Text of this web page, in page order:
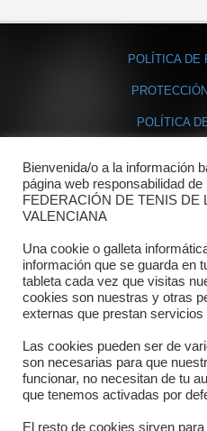
POLÍTICA DE
POLÍTICA
Dónde
Directorio
Formulario
Bienvenida/o a la información
página web responsabilidad de
FEDERACIÓN DE TENIS DE
VALENCIANA
Una cookie o galleta
información que se guarda en
tableta cada vez que visitas
cookies son nuestras y otras
externas que prestan
Las cookies pueden ser de
son necesarias para que
funcionar, no necesitan de tu
que tenemos activadas por
El resto de cookies sirven